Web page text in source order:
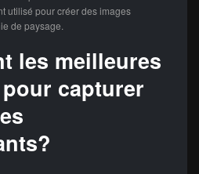
utilisé pour créer des images
de paysage.
les meilleures
capturer